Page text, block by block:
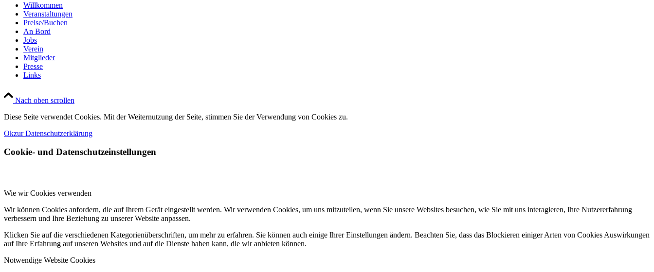
Willkommen
Veranstaltungen
Preise/Buchen
An Bord
Jobs
Verein
Mitglieder
Presse
Links
Nach oben scrollen
Diese Seite verwendet Cookies. Mit der Weiternutzung der Seite, stimmen Sie der Verwendung von Cookies zu.
Okzur Datenschutzerklärung
Cookie- und Datenschutzeinstellungen
Wie wir Cookies verwenden
Wir können Cookies anfordern, die auf Ihrem Gerät eingestellt werden. Wir verwenden Cookies, um uns mitzuteilen, wenn Sie unsere Websites besuchen, wie Sie mit uns interagieren, Ihre Nutzererfahrung
verbessern und Ihre Beziehung zu unserer Website anpassen.
Klicken Sie auf die verschiedenen Kategorienüberschriften, um mehr zu erfahren. Sie können auch einige Ihrer Einstellungen ändern. Beachten Sie, dass das Blockieren einiger Arten von Cookies Auswirkungen
auf Ihre Erfahrung auf unseren Websites und auf die Dienste haben kann, die wir anbieten können.
Notwendige Website Cookies